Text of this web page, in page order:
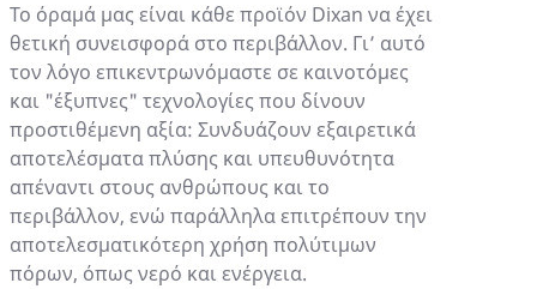
Το όραμά μας είναι κάθε προϊόν Dixan να έχει
θετική συνεισφορά στο περιβάλλον. Γι’ αυτό
τον λόγο επικεντρωνόμαστε σε καινοτόμες
και "έξυπνες" τεχνολογίες που δίνουν
προστιθέμενη αξία: Συνδυάζουν εξαιρετικά
αποτελέσματα πλύσης και υπευθυνότητα
απέναντι στους ανθρώπους και το
περιβάλλον, ενώ παράλληλα επιτρέπουν την
αποτελεσματικότερη χρήση πολύτιμων
πόρων, όπως νερό και ενέργεια.